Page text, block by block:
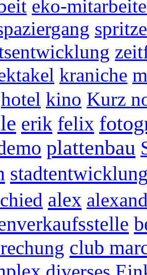
eko-
kraniche
hotel kino Kurz
erik felix
plattenbau
alex
club